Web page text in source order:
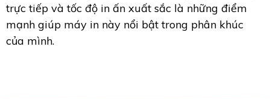
trực tiếp và tốc độ in ấn xuất sắc là những điểm
mạnh giúp máy in này nổi bật trong phân khúc
của mình.